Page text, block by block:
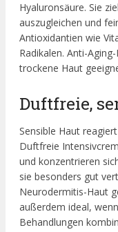
Hyaluronsäure. Sie
auszugleichen und
Antioxidantien wie
Radikalen. Anti-
trockene Haut
Duftfreie,
Sensible Haut
Duftfreie
und konzentrieren
sie besonders gut
Neurodermitis-Haut
außerdem ideal,
Behandlungen